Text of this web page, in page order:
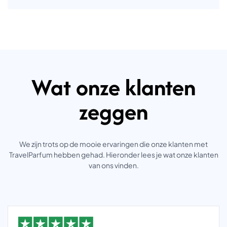
Wat onze klanten
zeggen
We zijn trots op de mooie ervaringen die onze klanten met
TravelParfum hebben gehad. Hieronder lees je wat onze klanten
van ons vinden.